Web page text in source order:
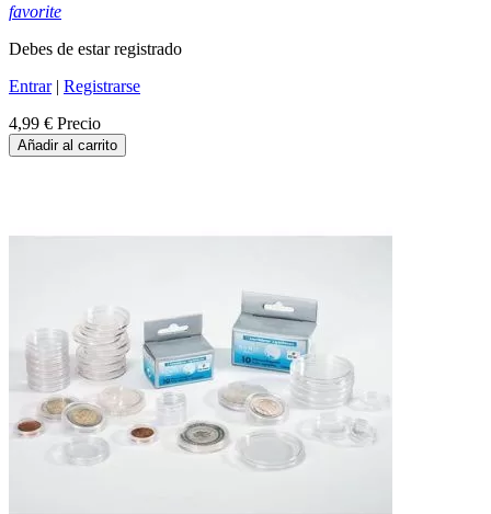
favorite
Debes de estar registrado
Entrar| Registrarse
4,99 € Precio
Añadir al carrito